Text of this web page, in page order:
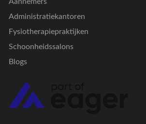
Administratiekantoren
Fysiotherapiepraktijken
Schoonheidssalons
Blogs